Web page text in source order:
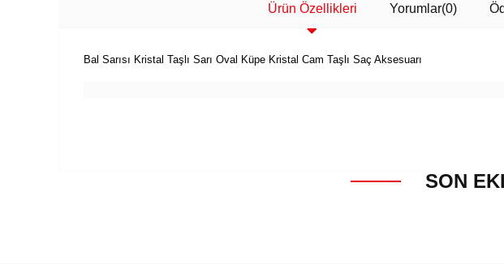
Ürün Özellikleri Yorumlar(0)
Bal Sarısı Kristal Taşlı Sarı Oval Küpe Kristal Cam Taşlı Saç Aksesuarı
SON